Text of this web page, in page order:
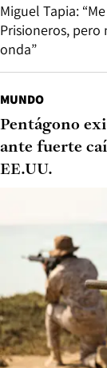
Miguel Tapia:
Prisioneros,
onda”
MUNDO
Pentágono
ante fuerte
EE.UU.